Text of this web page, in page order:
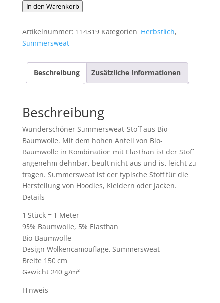
Bio
Design
Wolkencamouflage
Menge
In den Warenkorb
Artikelnummer: 114319 Kategorien: Herbstlich,
Summersweat
Beschreibung Zusätzliche Informationen
Beschreibung
Wunderschöner Summersweat-Stoff aus Bio-
Baumwolle. Mit dem hohen Anteil von Bio-
Baumwolle in Kombination mit Elasthan ist der Stoff
angenehm dehnbar, beult nicht aus und ist leicht zu
tragen. Summersweat ist der typische Stoff für die
Herstellung von Hoodies, Kleidern oder Jacken.
Details
1 Stück = 1 Meter
95% Baumwolle, 5% Elasthan
Bio-Baumwolle
Design Wolkencamouflage, Summersweat
Breite 150 cm
Gewicht 240 g/m²
Hinweis